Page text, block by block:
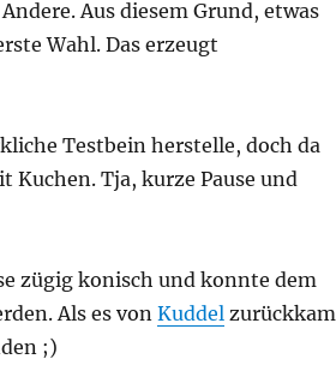
Aus diesem Grund, etwas
Wahl. Das erzeugt
Testbein herstelle, doch da
Kuchen. Tja, kurze Pause und
zügig konisch und konnte dem
Als es von Kuddel zurückkam
;)